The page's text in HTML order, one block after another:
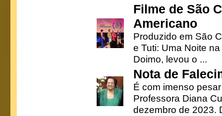
Filme de São
Americano
Produzido em São
e Tuti: Uma Noite
Doimo, levou o ...
Nota de
É com imenso
Professora Diana
dezembro de 2023.